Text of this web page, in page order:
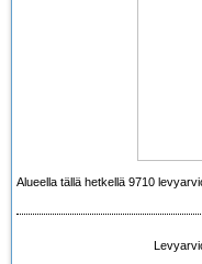
Alueella tällä hetkellä 9710